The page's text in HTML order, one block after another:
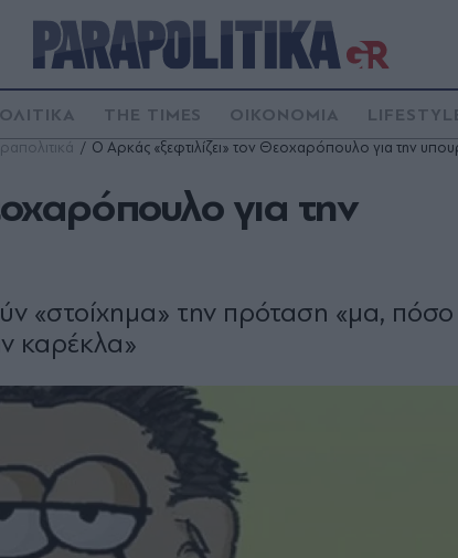
THE TIMES ΟΙΚΟΝΟΜΙΑ
Ο Αρκάς «ξεφτιλίζει» τον Θεοχαρόπουλο για την
για την
«στοίχημα» την πρόταση «μα, πόσο
καρέκλα»